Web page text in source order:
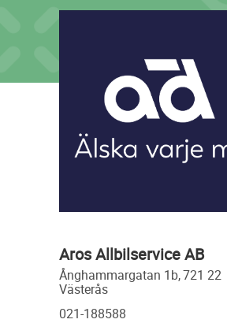
Aros Allbilservice AB
ånghammargatan 1b, 721 22
västerås
021-188588